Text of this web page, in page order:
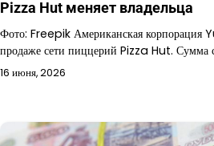
Pizza Hut меняет владельца
Фото: Freepik Американская корпорация
продаже сети пиццерий Pizza Hut. Сумма
16 июня, 2026